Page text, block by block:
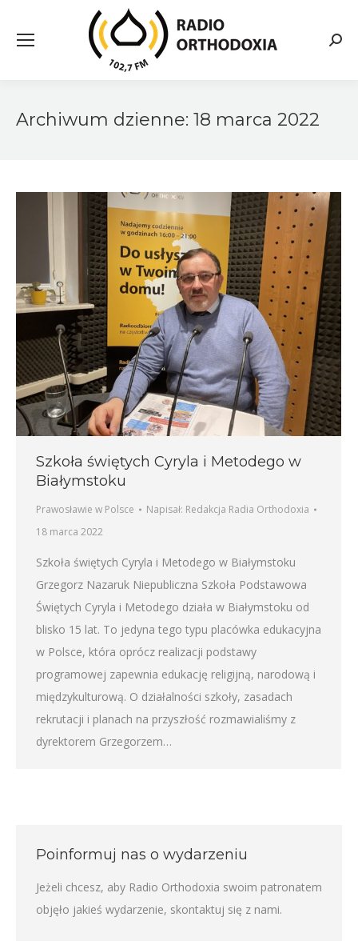
Archiwum dzienne: 18 marca 2022
Szkoła świętych Cyryla i Metodego w
Białymstoku
Prawosławie w Polsce Napisał: Redakcja Radia Orthodoxia
18 marca 2022
Szkoła świętych Cyryla i Metodego w Białymstoku
Grzegorz Nazaruk Niepubliczna Szkoła Podstawowa
Świętych Cyryla i Metodego działa w Białymstoku od
blisko 15 lat. To jedyna tego typu placówka edukacyjna
w Polsce, która oprócz realizacji podstawy
programowej zapewnia edukację religijną, narodową i
międzykulturową. O działalności szkoły, zasadach
rekrutacji i planach na przyszłość rozmawialiśmy z
dyrektorem Grzegorzem…
Poinformuj nas o wydarzeniu
Jeżeli chcesz, aby Radio Orthodoxia swoim patronatem
objęło jakieś wydarzenie, skontaktuj się z nami.